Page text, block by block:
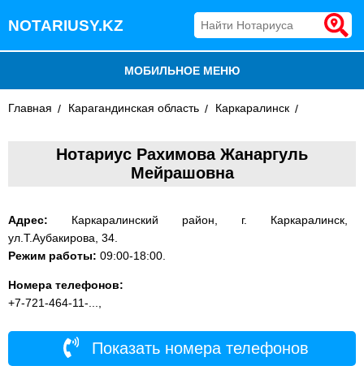
NOTARIUSY.KZ
МОБИЛЬНОЕ МЕНЮ
БЛОГ
ДОБАВИТЬ КОМПАНИЮ
НОТАРИУСЫ КАЗАХСТАНА
Главная Карагандинская область Каркаралинск
Нотариус Рахимова Жанаргуль
Мейрашовна
Адрес: Каркаралинский район, г. Каркаралинск,
ул.Т.Аубакирова, 34.
Режим работы: 09:00-18:00.
Номера телефонов:
+7-721-464-11-...,
Показать номера телефонов